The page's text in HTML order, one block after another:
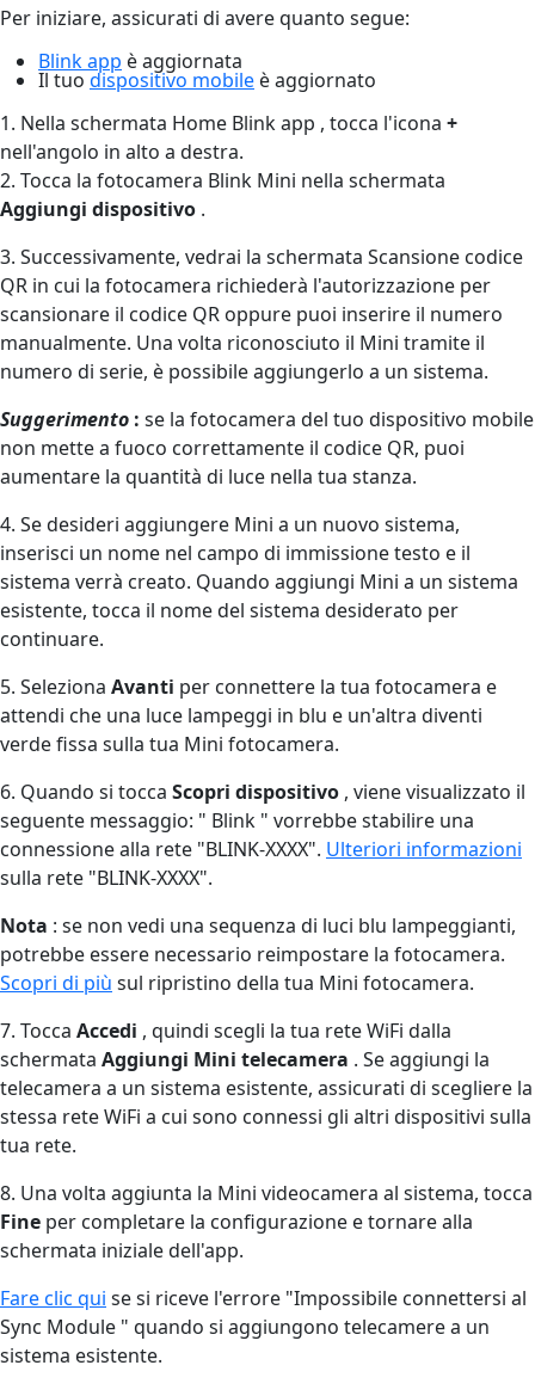
Per iniziare, assicurati di avere quanto segue:
Blink app è aggiornata
Il tuo dispositivo mobile è aggiornato
1. Nella schermata Home Blink app , tocca l'icona +
nell'angolo in alto a destra.
2. Tocca la fotocamera Blink Mini nella schermata
Aggiungi dispositivo .
3. Successivamente, vedrai la schermata Scansione codice
QR in cui la fotocamera richiederà l'autorizzazione per
scansionare il codice QR oppure puoi inserire il numero
manualmente. Una volta riconosciuto il Mini tramite il
numero di serie, è possibile aggiungerlo a un sistema.
Suggerimento : se la fotocamera del tuo dispositivo mobile
non mette a fuoco correttamente il codice QR, puoi
aumentare la quantità di luce nella tua stanza.
4. Se desideri aggiungere Mini a un nuovo sistema,
inserisci un nome nel campo di immissione testo e il
sistema verrà creato. Quando aggiungi Mini a un sistema
esistente, tocca il nome del sistema desiderato per
continuare.
5. Seleziona Avanti per connettere la tua fotocamera e
attendi che una luce lampeggi in blu e un'altra diventi
verde fissa sulla tua Mini fotocamera.
6. Quando si tocca Scopri dispositivo , viene visualizzato il
seguente messaggio: " Blink " vorrebbe stabilire una
connessione alla rete "BLINK-XXXX". Ulteriori informazioni
sulla rete "BLINK-XXXX".
Nota : se non vedi una sequenza di luci blu lampeggianti,
potrebbe essere necessario reimpostare la fotocamera.
Scopri di più sul ripristino della tua Mini fotocamera.
7. Tocca Accedi , quindi scegli la tua rete WiFi dalla
schermata Aggiungi Mini telecamera . Se aggiungi la
telecamera a un sistema esistente, assicurati di scegliere la
stessa rete WiFi a cui sono connessi gli altri dispositivi sulla
tua rete.
8. Una volta aggiunta la Mini videocamera al sistema, tocca
Fine per completare la configurazione e tornare alla
schermata iniziale dell'app.
Fare clic qui se si riceve l'errore "Impossibile connettersi al
Sync Module " quando si aggiungono telecamere a un
sistema esistente.